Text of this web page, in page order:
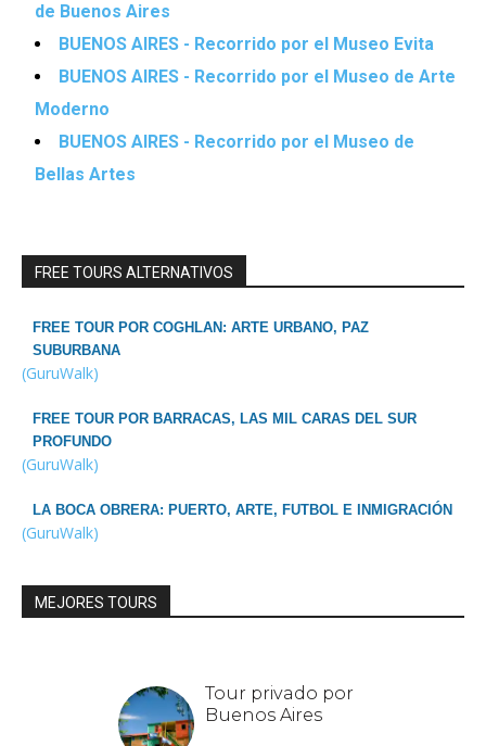
de Buenos Aires
BUENOS AIRES - Recorrido por el Museo Evita
BUENOS AIRES - Recorrido por el Museo de Arte
Moderno
BUENOS AIRES - Recorrido por el Museo de
Bellas Artes
FREE TOURS ALTERNATIVOS
FREE TOUR POR COGHLAN: ARTE URBANO, PAZ
SUBURBANA
(GuruWalk)
FREE TOUR POR BARRACAS, LAS MIL CARAS DEL SUR
PROFUNDO
(GuruWalk)
LA BOCA OBRERA: PUERTO, ARTE, FUTBOL E INMIGRACIÓN
(GuruWalk)
MEJORES TOURS